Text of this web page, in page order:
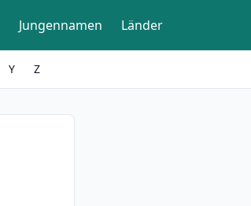
Jungennamen Länder
Y Z